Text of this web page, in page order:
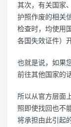
其次，有关国家
护照作废的相关
检查时，均使用
各国失效证件）
也就是说，如果
前往其他国家的
所以从官方层面
照即使找回也不
将承担由此引起